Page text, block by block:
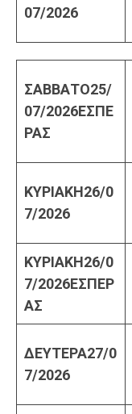
07/2026
ΣΑΒΒΑΤΟ25/
07/2026ΕΣΠΕ
ΡΑΣ
ΚΥΡΙΑΚΗ26/0
7/2026
ΚΥΡΙΑΚΗ26/0
7/2026ΕΣΠΕΡ
ΑΣ
ΔΕΥΤΕΡΑ27/0
7/2026